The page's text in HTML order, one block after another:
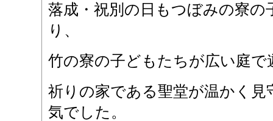
落成・祝別の日もつぼみの寮の
り、
竹の寮の子どもたちが広い庭
祈りの家である聖堂が温かく
気でした。